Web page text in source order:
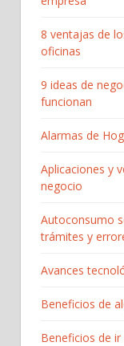
8 ventajas de
oficinas
9 ideas de
funcionan
Alarmas de
Aplicaciones y
negocio
Autoconsumo
trámites y
Avances
Beneficios de
Beneficios de